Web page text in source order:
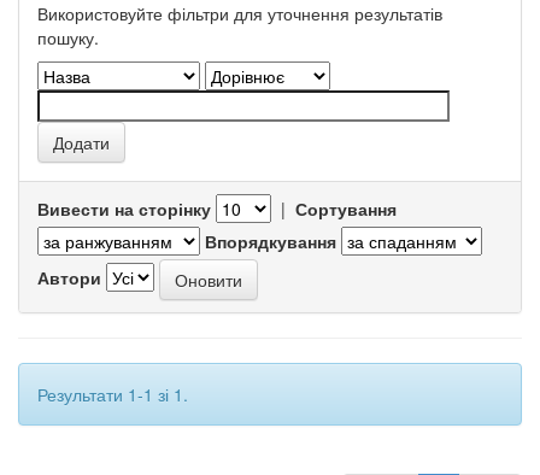
Використовуйте фільтри для уточнення результатів
пошуку.
Вивести на сторінку | Сортування
Впорядкування
Автори
Результати 1-1 зі 1.